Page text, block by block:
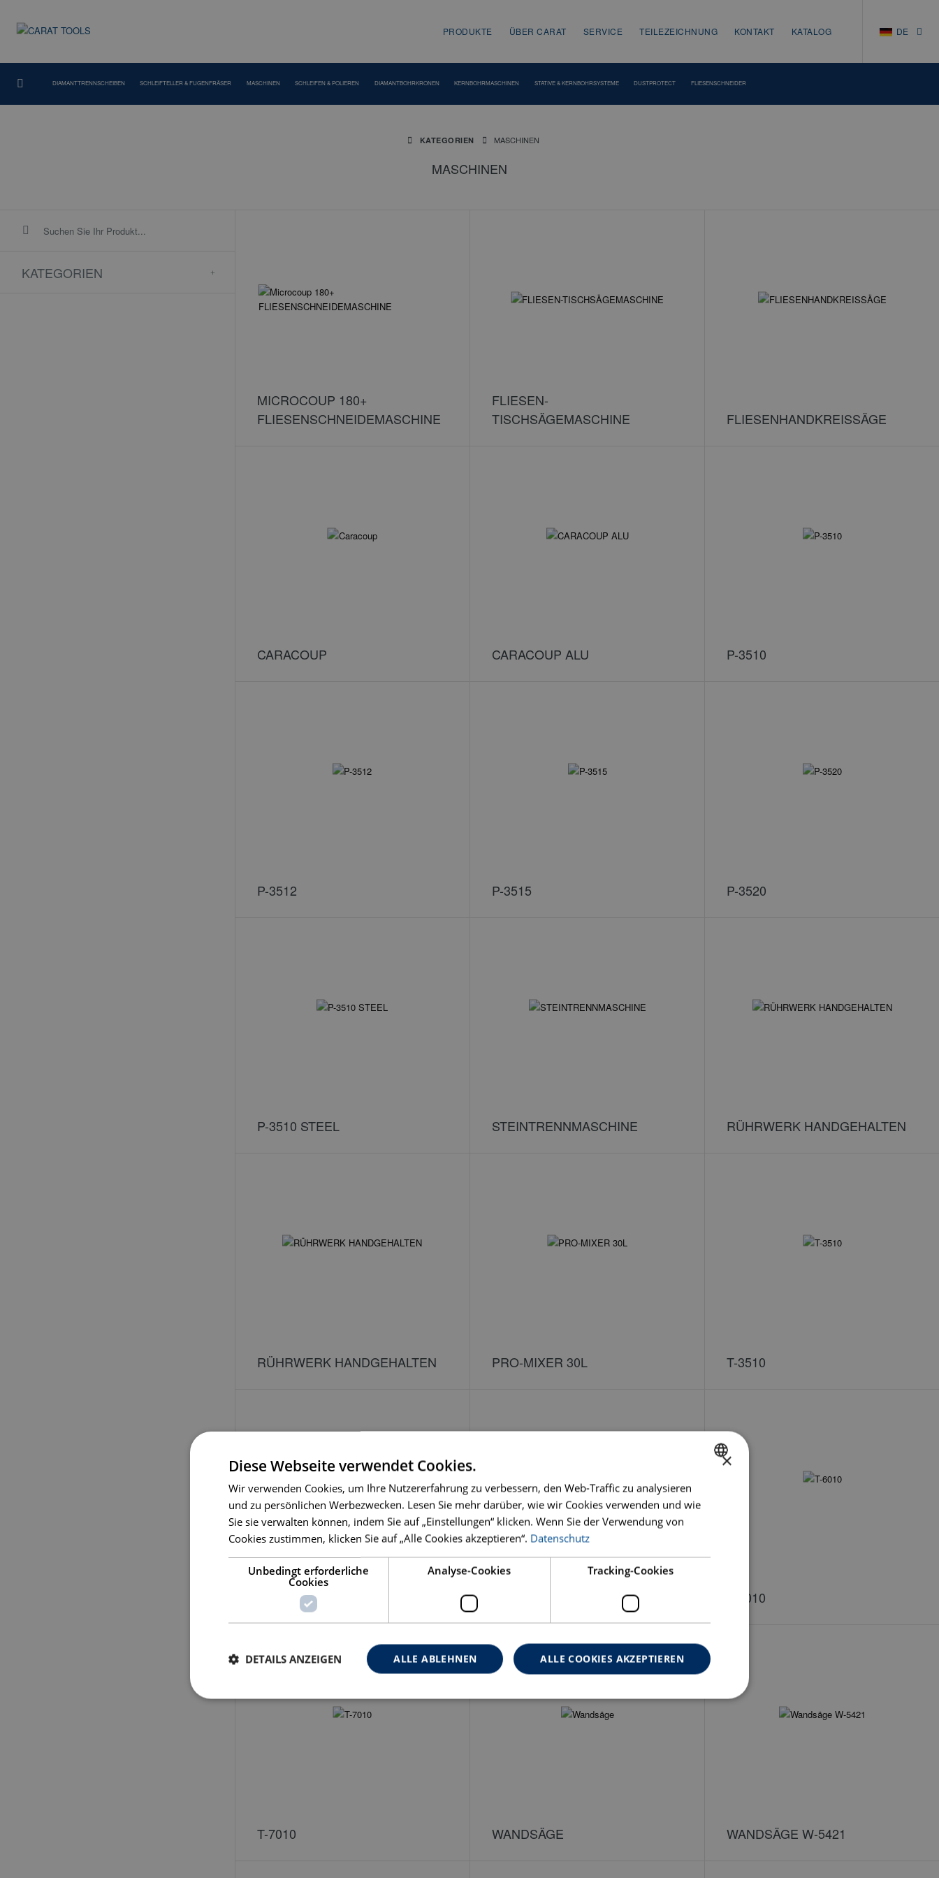
PRODUKTE ÜBER CARAT SERVICE TEILEZEICHNUNG KONTAKT KATALOG DE
DIAMANTTRENNSCHEIBEN SCHLEIFTELLER & FUGENFRÄSER MASCHINEN SCHLEIFEN & POLIEREN DIAMANTBOHRKRONEN KERNBOHRMASCHINEN STATIVE & KERNBOHRSYSTEME DUSTPROTECT FLIESENSCHNEIDER
KATEGORIEN MASCHINEN
MASCHINEN
KATEGORIEN
MICROCOUP 180+
FLIESENSCHNEIDEMASCHINE
FLIESEN-
TISCHSÄGEMASCHINE
FLIESENHANDKREISSÄGE
CARACOUP CARACOUP ALU P-3510
P-3512 P-3515 P-3520
P-3510 STEEL STEINTRENNMASCHINE RÜHRWERK HANDGEHALTEN
RÜHRWERK HANDGEHALTEN PRO-MIXER 30L T-3510
T-6010
T-7010 WANDSÄGE WANDSÄGE W-5421
DUTCH
ENGLISH
×
Diese Webseite verwendet Cookies.
Wir verwenden Cookies, um Ihre Nutzererfahrung zu verbessern, den Web-Traffic zu analysieren
und zu persönlichen Werbezwecken. Lesen Sie mehr darüber, wie wir Cookies verwenden und wie
Sie sie verwalten können, indem Sie auf „Einstellungen“ klicken. Wenn Sie der Verwendung von
Cookies zustimmen, klicken Sie auf „Alle Cookies akzeptieren“. Datenschutz
Unbedingt erforderliche
Cookies
Analyse-Cookies Tracking-Cookies
ALLE COOKIES AKZEPTIEREN
ALLE ABLEHNEN
DETAILS ANZEIGEN